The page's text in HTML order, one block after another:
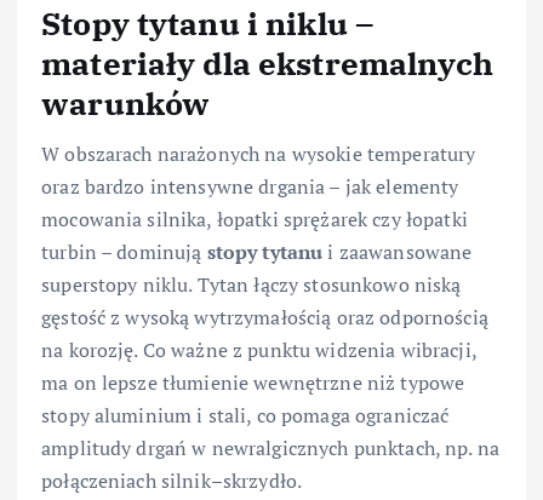
Stopy tytanu i niklu –
materiały dla ekstremalnych
warunków
W obszarach narażonych na wysokie temperatury
oraz bardzo intensywne drgania – jak elementy
mocowania silnika, łopatki sprężarek czy łopatki
turbin – dominują stopy tytanui zaawansowane
superstopy niklu. Tytan łączy stosunkowo niską
gęstość z wysoką wytrzymałością oraz odpornością
na korozję. Co ważne z punktu widzenia wibracji,
ma on lepsze tłumienie wewnętrzne niż typowe
stopy aluminium i stali, co pomaga ograniczać
amplitudy drgań w newralgicznych punktach, np. na
połączeniach silnik–skrzydło.